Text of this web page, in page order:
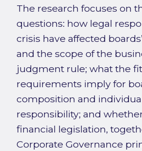
The research focuses on
questions: how legal
crisis have affected
and the scope of the
judgment rule; what the
requirements imply for
composition and
responsibility; and
financial legislation,
Corporate Governance